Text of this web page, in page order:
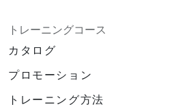
トレーニングコース
カタログ
プロモーション
トレーニング方法